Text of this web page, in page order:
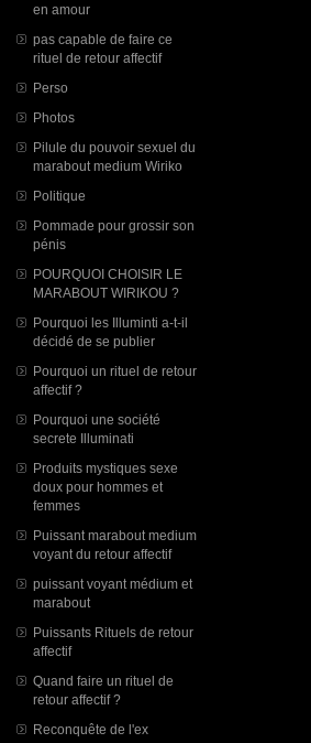
en amour
pas capable de faire ce
rituel de retour affectif
Perso
Photos
Pilule du pouvoir sexuel du
marabout medium Wiriko
Politique
Pommade pour grossir son
pénis
POURQUOI CHOISIR LE
MARABOUT WIRIKOU ?
Pourquoi les Illuminti a-t-il
décidé de se publier
Pourquoi un rituel de retour
affectif ?
Pourquoi une société
secrete Illuminati
Produits mystiques sexe
doux pour hommes et
femmes
Puissant marabout medium
voyant du retour affectif
puissant voyant médium et
marabout
Puissants Rituels de retour
affectif
Quand faire un rituel de
retour affectif ?
Reconquête de l'ex